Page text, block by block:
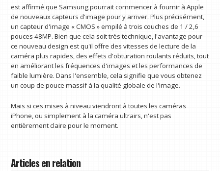
est affirmé que Samsung pourrait commencer à fournir à Apple
de nouveaux capteurs d'image pour y arriver. Plus précisément,
un capteur d'image « CMOS » empilé à trois couches de 1 / 2,6
pouces 48MP. Bien que cela soit très technique, l'avantage pour
ce nouveau design est qu'il offre des vitesses de lecture de la
caméra plus rapides, des effets d'obturation roulants réduits, tout
en améliorant les fréquences d'images et les performances de
faible lumière. Dans l'ensemble, cela signifie que vous obtenez
un coup de pouce massif à la qualité globale de l'image.
Mais si ces mises à niveau viendront à toutes les caméras
iPhone, ou simplement à la caméra ultrairs, n'est pas
entièrement claire pour le moment.
Articles en relation